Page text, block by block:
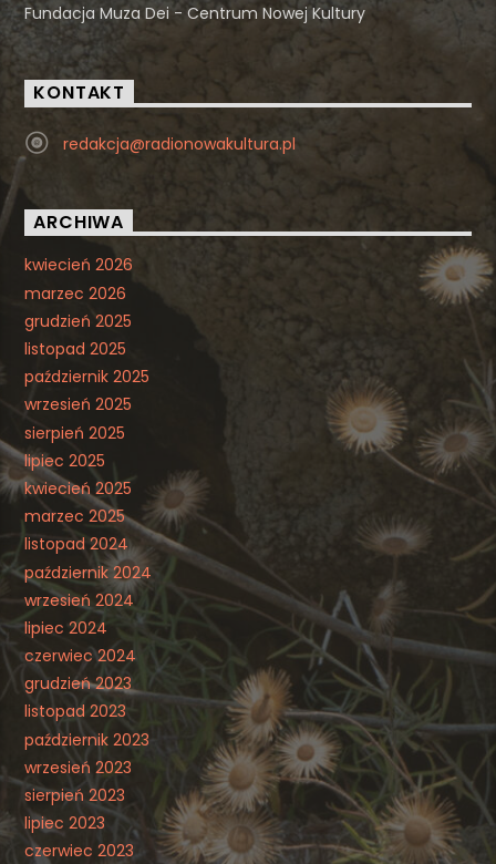
Fundacja Muza Dei - Centrum Nowej Kultury
KONTAKT
redakcja@radionowakultura.pl
ARCHIWA
kwiecień 2026
marzec 2026
grudzień 2025
listopad 2025
październik 2025
wrzesień 2025
sierpień 2025
lipiec 2025
kwiecień 2025
marzec 2025
listopad 2024
październik 2024
wrzesień 2024
lipiec 2024
czerwiec 2024
grudzień 2023
listopad 2023
październik 2023
wrzesień 2023
sierpień 2023
lipiec 2023
czerwiec 2023